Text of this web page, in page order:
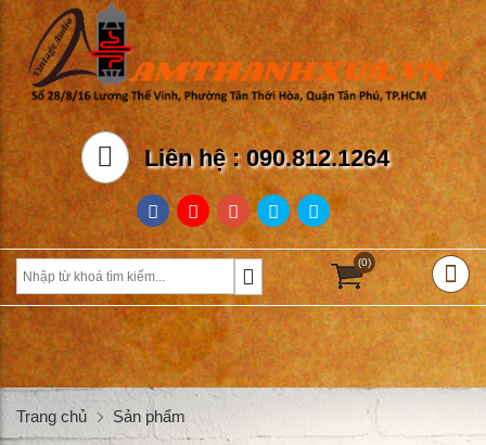
Liên hệ : 090.812.1264
(0)
Trang chủ Sản phẩm